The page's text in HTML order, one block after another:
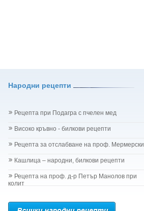
Народни рецепти
Рецепта при Подагра с пчелен мед
Високо кръвно - билкови рецепти
Рецепта за отслабване на проф. Мермерски
Кашлица – народни, билкови рецепти
Рецепта на проф. д-р Петър Манолов при
колит